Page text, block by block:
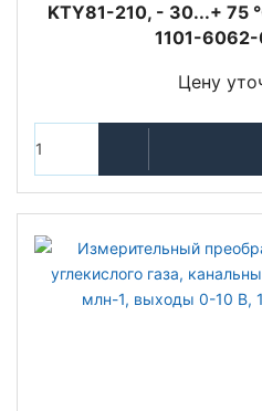
KTY81-210, - 30...+ 75
1101-
Цену